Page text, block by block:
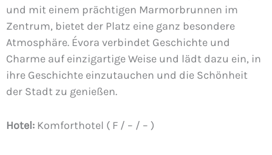
und mit einem prächtigen Marmorbrunnen im
Zentrum, bietet der Platz eine ganz besondere
Atmosphäre. Évora verbindet Geschichte und
Charme auf einzigartige Weise und lädt dazu ein, in
ihre Geschichte einzutauchen und die Schönheit
der Stadt zu genießen.
Hotel: Komforthotel ( F / – / – )